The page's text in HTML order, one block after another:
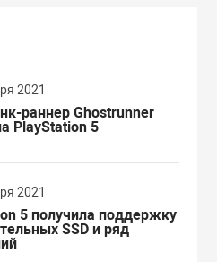
2021
раннер Ghostrunner
PlayStation 5
2021
5 получила поддержку
SSD и ряд